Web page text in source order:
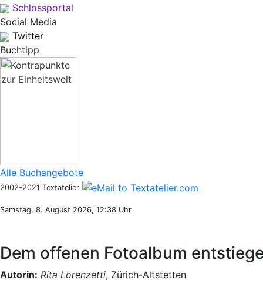
Schlossportal
Social Media
Twitter
Buchtipp
Alle Buchangebote
2002-2021 Textatelier
Samstag, 8. August 2026, 12:38 Uhr
Dem offenen Fotoalbum
Autorin: Rita Lorenzetti, Zürich-Altstetten